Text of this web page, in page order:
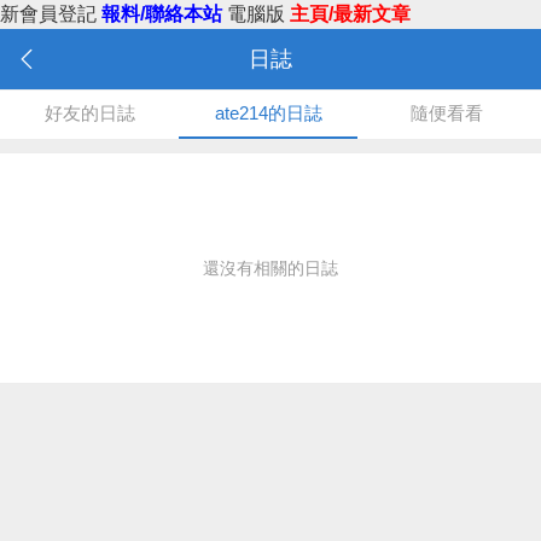
新會員登記 報料/聯絡本站 電腦版 主頁/最新文章
日誌
好友的日誌 ate214的日誌 隨便看看
還沒有相關的日誌